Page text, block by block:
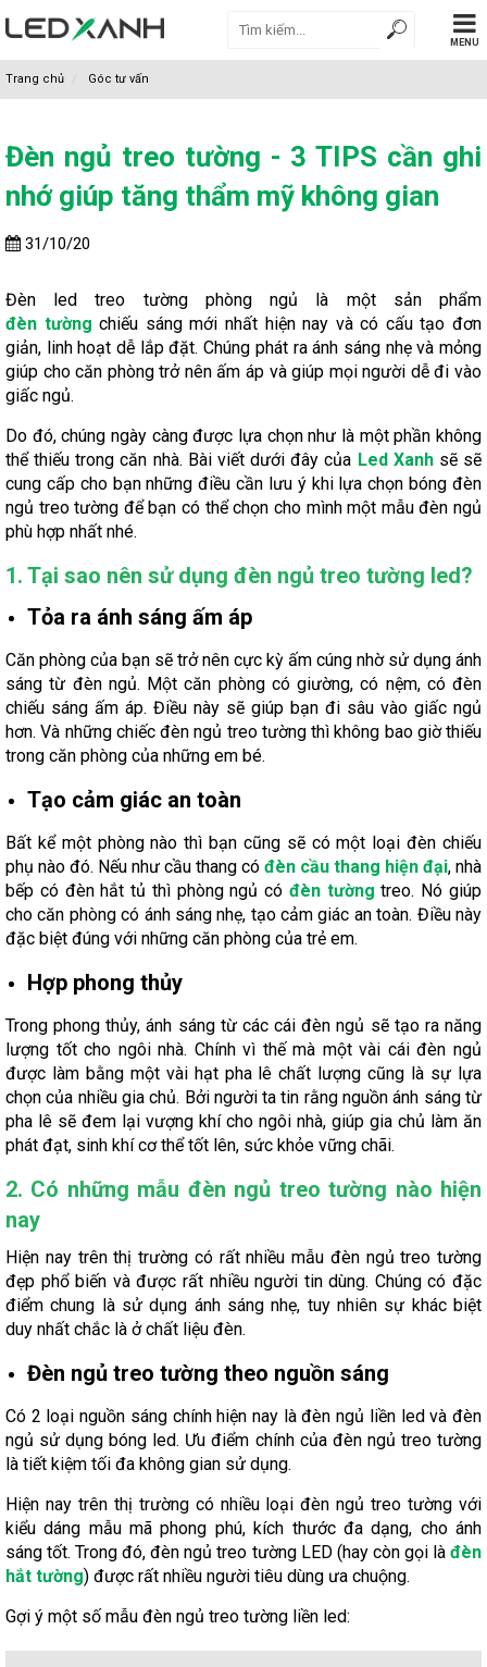
MENU
Trang chủ Góc tư vấn
Đèn ngủ treo tường - 3 TIPS cần ghi
nhớ giúp tăng thẩm mỹ không gian
31/10/20
Đèn led treo tường phòng ngủ là một sản phẩm
đèn tường chiếu sáng mới nhất hiện nay và có cấu tạo đơn
giản, linh hoạt dễ lắp đặt. Chúng phát ra ánh sáng nhẹ và mỏng
giúp cho căn phòng trở nên ấm áp và giúp mọi người dễ đi vào
giấc ngủ.
Do đó, chúng ngày càng được lựa chọn như là một phần không
thể thiếu trong căn nhà. Bài viết dưới đây của Led Xanhsẽ sẽ
cung cấp cho bạn những điều cần lưu ý khi lựa chọn bóng đèn
ngủ treo tường để bạn có thể chọn cho mình một mẫu đèn ngủ
phù hợp nhất nhé.
1. Tại sao nên sử dụng đèn ngủ treo tường led?
Tỏa ra ánh sáng ấm áp
Căn phòng của bạn sẽ trở nên cực kỳ ấm cúng nhờ sử dụng ánh
sáng từ đèn ngủ. Một căn phòng có giường, có nệm, có đèn
chiếu sáng ấm áp. Điều này sẽ giúp bạn đi sâu vào giấc ngủ
hơn. Và những chiếc đèn ngủ treo tường thì không bao giờ thiếu
trong căn phòng của những em bé.
Tạo cảm giác an toàn
Bất kể một phòng nào thì bạn cũng sẽ có một loại đèn chiếu
phụ nào đó. Nếu như cầu thang có đèn cầu thang hiện đại, nhà
bếp có đèn hắt tủ thì phòng ngủ có đèn tường treo. Nó giúp
cho căn phòng có ánh sáng nhẹ, tạo cảm giác an toàn. Điều này
đặc biệt đúng với những căn phòng của trẻ em.
Hợp phong thủy
Trong phong thủy, ánh sáng từ các cái đèn ngủ sẽ tạo ra năng
lượng tốt cho ngôi nhà. Chính vì thế mà một vài cái đèn ngủ
được làm bằng một vài hạt pha lê chất lượng cũng là sự lựa
chọn của nhiều gia chủ. Bởi người ta tin rằng nguồn ánh sáng từ
pha lê sẽ đem lại vượng khí cho ngôi nhà, giúp gia chủ làm ăn
phát đạt, sinh khí cơ thể tốt lên, sức khỏe vững chãi.
2. Có những mẫu đèn ngủ treo tường nào hiện
nay
Hiện nay trên thị trường có rất nhiều mẫu đèn ngủ treo tường
đẹp phổ biến và được rất nhiều người tin dùng. Chúng có đặc
điểm chung là sử dụng ánh sáng nhẹ, tuy nhiên sự khác biệt
duy nhất chắc là ở chất liệu đèn.
Đèn ngủ treo tường theo nguồn sáng
Có 2 loại nguồn sáng chính hiện nay là đèn ngủ liền led và đèn
ngủ sử dụng bóng led. Ưu điểm chính của đèn ngủ treo tường
là tiết kiệm tối đa không gian sử dụng.
Hiện nay trên thị trường có nhiều loại đèn ngủ treo tường với
kiểu dáng mẫu mã phong phú, kích thước đa dạng, cho ánh
sáng tốt. Trong đó, đèn ngủ treo tường LED (hay còn gọi là đèn
hắt tường) được rất nhiều người tiêu dùng ưa chuộng.
Gợi ý một số mẫu đèn ngủ treo tường liền led: